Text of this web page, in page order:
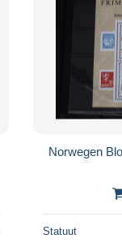
Norwegen
Statuut